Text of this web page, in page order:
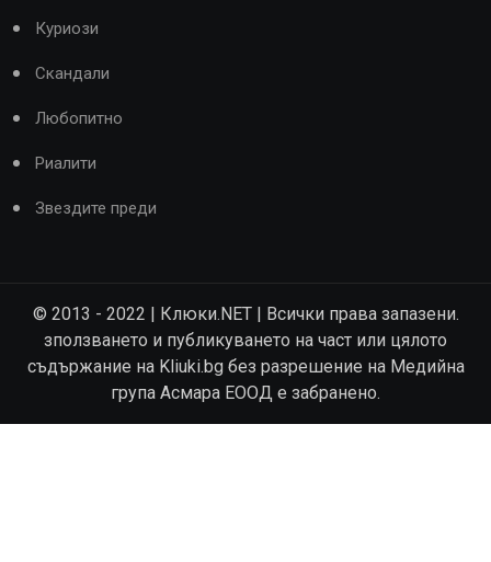
Куриози
Скандали
Любопитно
Риалити
Звездите преди
© 2013 - 2022 | Клюки.NET | Всички права запазени.
зползването и публикуването на част или цялото
съдържание на Kliuki.bg без разрешение на Медийна
група Асмара ЕООД е забранено.